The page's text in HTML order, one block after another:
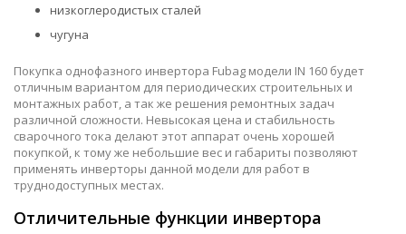
низкоглеродистых сталей
чугуна
Покупка однофазного инвертора Fubag модели IN 160 будет
отличным вариантом для периодических строительных и
монтажных работ, а так же решения ремонтных задач
различной сложности. Невысокая цена и стабильность
сварочного тока делают этот аппарат очень хорошей
покупкой, к тому же небольшие вес и габариты позволяют
применять инверторы данной модели для работ в
труднодоступных местах.
Отличительные функции инвертора